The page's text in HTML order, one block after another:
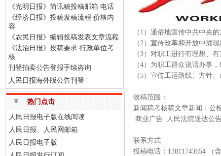
《光明日报》简讯稿投稿邮箱 电话
《经济日报》投稿发稿流程 价格内
容
《农民日报》编辑投稿发表文章流程
《法治日报》投稿要求 行政单位考
核
刊登拍卖公告登报手续咨询
人民日报海外版公告刊登
热门点击
人民日报电子版在线阅读
人民日报、人民网邮箱
人民日报电子版
（1）通俗地宣传中共中央
（2）宣传改革和开放中涌
（3）对职工进行有理想、
（4）为职工群众说话办事
（5）宣传工运路线、方针
收稿范围：
新闻稿考核稿文章新闻：公
商业广告 人民法院送达公
联系方式
投稿电话：13811743654 （